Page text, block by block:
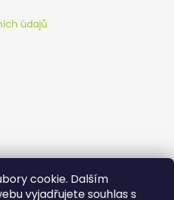
cookie. Dalším
vyjadřujete souhlas s
s
u
údajů